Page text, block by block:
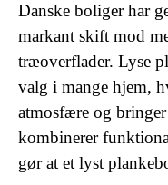
Danske boliger har
markant skift mod
træoverflader. Lyse
valg i mange hjem,
atmosfære og
kombinerer
gør at et lyst